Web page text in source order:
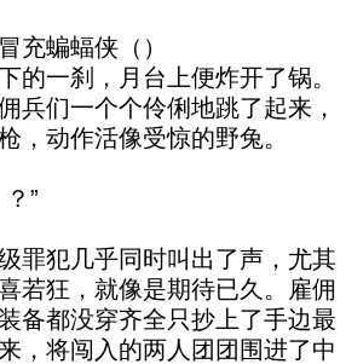
充蝙蝠侠（）
的一刹，月台上便炸开了锅。
兵们一个个伶俐地跳了起来，
，动作活像受惊的野兔。
”
几乎同时叫出了声，尤其
若狂，就像是期待已久。雇佣
备都没穿齐全只抄上了手边最
，将闯入的两人团团围进了中